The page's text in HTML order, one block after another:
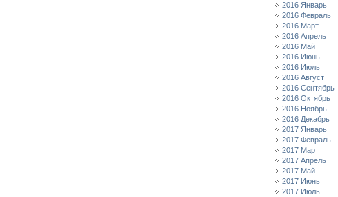
2016 Январь
2016 Февраль
2016 Март
2016 Апрель
2016 Май
2016 Июнь
2016 Июль
2016 Август
2016 Сентябрь
2016 Октябрь
2016 Ноябрь
2016 Декабрь
2017 Январь
2017 Февраль
2017 Март
2017 Апрель
2017 Май
2017 Июнь
2017 Июль